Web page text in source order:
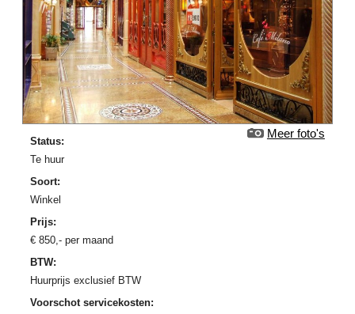
Meer foto's
Status:
Te huur
Soort:
Winkel
Prijs:
€850,- per maand
BTW:
Huurprijs exclusief BTW
Voorschot servicekosten: